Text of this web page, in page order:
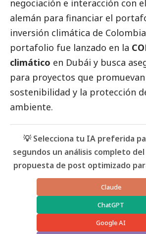
negociación e interacción con
alemán para financiar el
inversión climática de
portafolio fue lanzado en la
climático en Dubái y busca
para proyectos que
sostenibilidad y la protección
ambiente.
💡 Selecciona tu IA preferida
segundos un análisis completo
propuesta de post optimizado
Claude
ChatGPT
Google AI